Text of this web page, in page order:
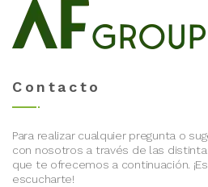
Contacto
Para realizar cualquier pregunta o
con nosotros a través de las
que te ofrecemos a continuación.
escucharte!